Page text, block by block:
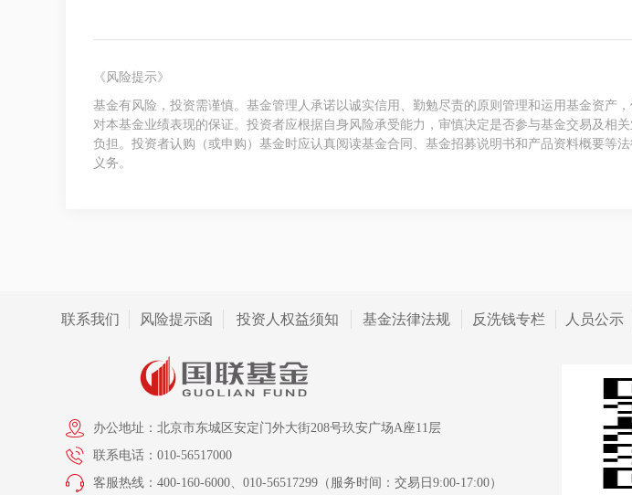
《风险提示》
基金有风险，投资需谨慎。基金管理人承诺以诚实信用、勤勉尽责的原则管理和运用基金资产
对本基金业绩表现的保证。投资者应根据自身风险承受能力，审慎决定是否参与基金交易及相
负担。投资者认购（或申购）基金时应认真阅读基金合同、基金招募说明书和产品资料概要等
义务。
联系我们 风险提示函 投资人权益须知 基金法律法规 反洗钱专栏 人员公示
办公地址：北京市东城区安定门外大街208号玖安广场A座11层
联系电话：010-56517000
客服热线：400-160-6000、010-56517299（服务时间：交易日9:00-17:00）